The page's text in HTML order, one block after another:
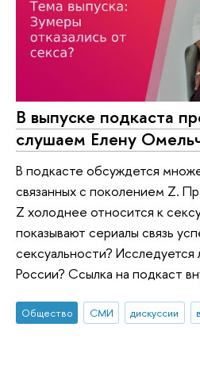
В выпуске подкаста
слушаем Елену
В подкасте обсуждется
связанных с поколением Z.
Z холоднее относится к
показывают сериалы связь
сексуальности? Исследуется
России? Ссылка на подкаст
Общество СМИ дискуссии